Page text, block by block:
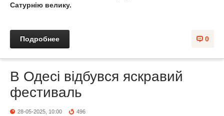
Сатурнію велику.
0
Подробнее
В Одесі відбувся яскравий
фестиваль
28-05-2025, 10:00 496